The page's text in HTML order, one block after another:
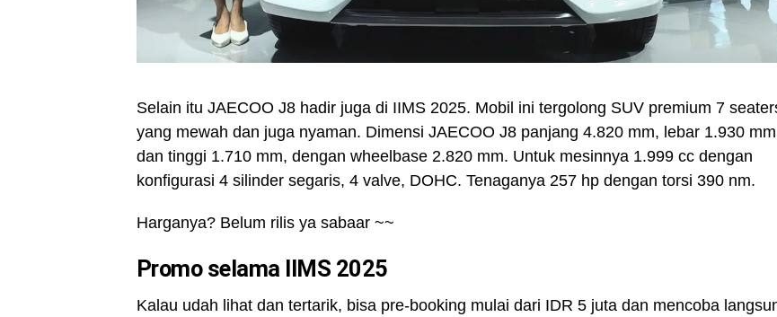
Selain itu JAECOO J8 hadir juga di IIMS 2025. Mobil ini tergolong SUV premium 7
yang mewah dan juga nyaman. Dimensi JAECOO J8 panjang 4.820 mm, lebar 1.930
dan tinggi 1.710 mm, dengan wheelbase 2.820 mm. Untuk mesinnya 1.999 cc dengan
konfigurasi 4 silinder segaris, 4 valve, DOHC. Tenaganya 257 hp dengan torsi 390 nm.
Harganya? Belum rilis ya sabaar ~~
Promo selama IIMS 2025
Kalau udah lihat dan tertarik, bisa pre-booking mulai dari IDR 5 juta dan mencoba